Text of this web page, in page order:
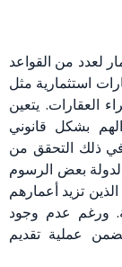
لعدد من القواعد
استثمارية مثل
العقارات. يتعين
بشكل قانوني
في ذلك التحقق من
بعض الرسوم
تزيد أعمارهم
ورغم عدم وجود
عملية تقديم